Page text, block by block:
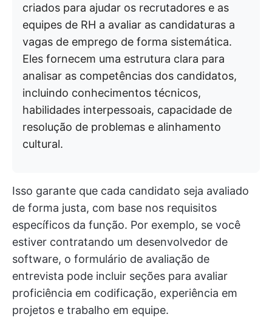
criados para ajudar os recrutadores e as
equipes de RH a avaliar as candidaturas a
vagas de emprego de forma sistemática.
Eles fornecem uma estrutura clara para
analisar as competências dos candidatos,
incluindo conhecimentos técnicos,
habilidades interpessoais, capacidade de
resolução de problemas e alinhamento
cultural.
Isso garante que cada candidato seja avaliado
de forma justa, com base nos requisitos
específicos da função. Por exemplo, se você
estiver contratando um desenvolvedor de
software, o formulário de avaliação de
entrevista pode incluir seções para avaliar
proficiência em codificação, experiência em
projetos e trabalho em equipe.